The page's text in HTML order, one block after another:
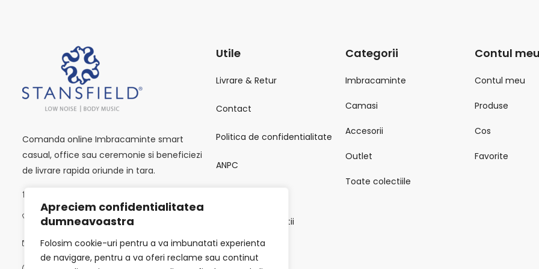
Apreciem confidentialitatea
dumneavoastra
Folosim cookie-uri pentru a va imbunatati experienta
de navigare, pentru a va oferi reclame sau continut
Comanda online Imbracaminte smart
casual, office sau ceremonie si beneficiezi
de livrare rapida oriunde in tara.
0723502619
info@stansfield-fashion.com
Utile
Livrare & Retur
Contact
Politica de confidentialitate
ANPC
Termeni si Conditii
Categorii
Imbracaminte
Camasi
Accesorii
Outlet
Toate colectiile
Contul
Contul meu
Produse
Cos
Favorite